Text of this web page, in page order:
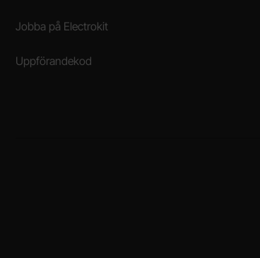
Jobba på Electrokit
Uppförandekod